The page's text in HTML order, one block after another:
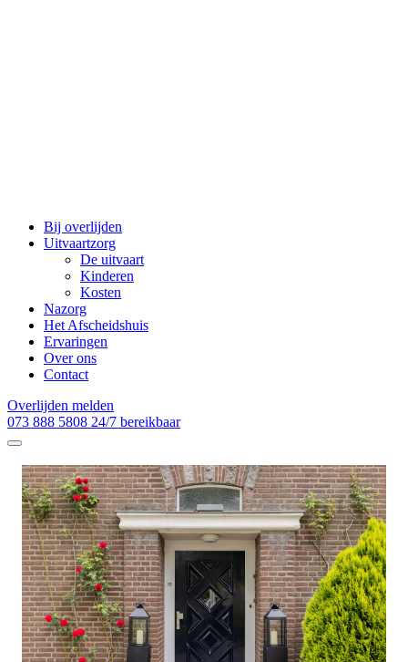
Bij overlijden
Uitvaartzorg
De uitvaart
Kinderen
Kosten
Nazorg
Het Afscheidshuis
Ervaringen
Over ons
Contact
Overlijden melden
073 888 5808 24/7 bereikbaar